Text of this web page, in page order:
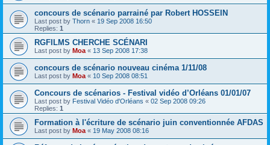
concours de scénario parrainé par Robert HOSSEIN
Last post by Thorn « 19 Sep 2008 16:50
Replies: 1
RGFILMS CHERCHE SCÉNARI
Last post by Moa « 13 Sep 2008 17:38
concours de scénario nouveau cinéma 1/11/08
Last post by Moa « 10 Sep 2008 08:51
Concours de scénarios - Festival vidéo d’Orléans 01/01/07
Last post by Festival Vidéo d'Orléans « 02 Sep 2008 09:26
Replies: 1
Formation à l'écriture de scénario juin conventionnée AFDAS
Last post by Moa « 19 May 2008 08:16